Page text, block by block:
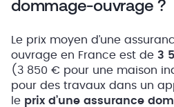
dommage-ouvrage ?
Le prix moyen d’une
ouvrage en France est de 3
(3 850 € pour une maison
pour des travaux dans un
le prix d’une assurance